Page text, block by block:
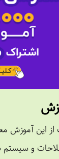
این آموزش
و سیستم